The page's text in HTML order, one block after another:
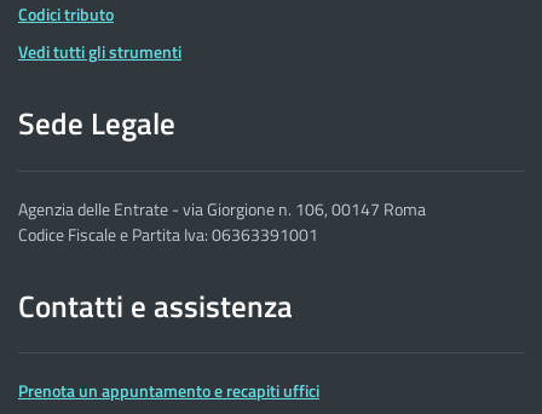
Codici tributo
Vedi tutti gli strumenti
Sede Legale
Agenzia delle Entrate - via Giorgione n. 106, 00147 Roma
Codice Fiscale e Partita Iva: 06363391001
Contatti e assistenza
Prenota un appuntamento e recapiti uffici